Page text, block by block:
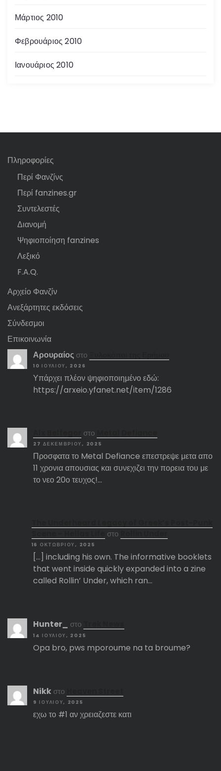
Μάρτιος 2010
Φεβρουάριος 2010
Ιανουάριος 2010
Πληροφορίες
Περί Φανζίνς
Περί fanzines.gr
Συντελεστές
Διανομή
Ψηφιοποίηση fanzines
Λεξικό
F.A.Q.
Αρχείο Φανζίν
Ανεξάρτητες εκδόσεις
Σύνδεσμοι
Επικοινωνία
Αρουραίος στο
10 ΙΟΥΛΊΟΥ, 2026
Υπάρχει πλέον ψηφιοποιημένο εδώ:
https://arxeio.yfanet.net/item/1286
στο
27 ΔΕΚΕΜΒΡΊΟΥ, 2025
Προσφατα το Metal Defiance επεστρεψε μετα απο
11 χρονια απουσιας και συνεχιζει την πορεια του με
το νεο 20ο τευχος!…
στο
16 ΟΚΤΩΒΡΊΟΥ, 2025
[…] including his own. The informative booklets
that went inside quickly expanded into a zine
called Rollin’ Under, which ran…
Hunter_ στο
14 ΙΟΥΛΊΟΥ, 2025
Opa bro, pws mporoume na ta broume?
Nikk στο
9 ΙΟΥΛΊΟΥ, 2025
εχω το #1 αν χρειαζεστε κατι